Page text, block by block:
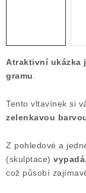
Ochrana osobních
Formulář pro
Poučení o právu
Atraktivní ukázka
gramu
Tento vltavínek si
zelenkavou
Z pohledové a
(skulptace)
což působí